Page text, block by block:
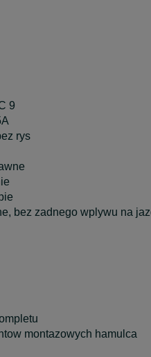
9
rys
bez zadnego wplywu na
montazowych hamulca